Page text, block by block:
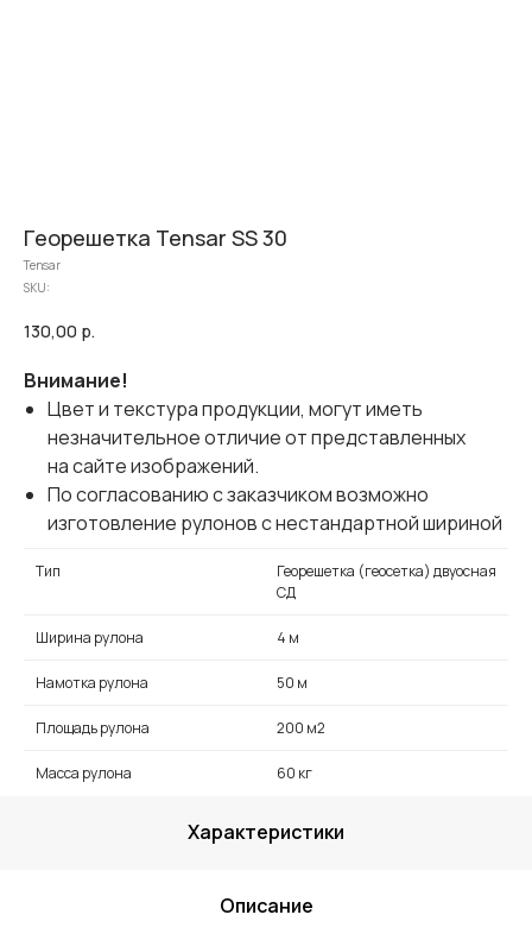
Георешетка Tensar SS 30
Tensar
SKU:
130,00 р.
Внимание!
Цвет и текстура продукции, могут иметь
незначительное отличие от представленных
на сайте изображений.
По согласованию с заказчиком возможно
изготовление рулонов с нестандартной шириной
Тип
Георешетка (геосетка) двуосная
СД
Ширина рулона 4 м
Намотка рулона 50 м
Площадь рулона 200 м2
Масса рулона 60 кг
Характеристики
Описание